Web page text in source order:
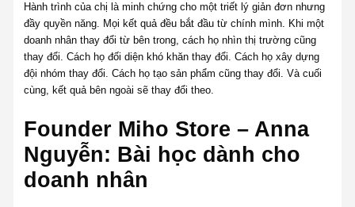
Hành trình của chị là minh chứng cho một triết lý giản đơn nhưng
đầy quyền năng. Mọi kết quả đều bắt đầu từ chính mình. Khi một
doanh nhân thay đổi từ bên trong, cách họ nhìn thị trường cũng
thay đổi. Cách họ đối diện khó khăn thay đổi. Cách họ xây dựng
đội nhóm thay đổi. Cách họ tạo sản phẩm cũng thay đổi. Và cuối
cùng, kết quả bên ngoài sẽ thay đổi theo.
Founder Miho Store – Anna
Nguyễn: Bài học dành cho
doanh nhân